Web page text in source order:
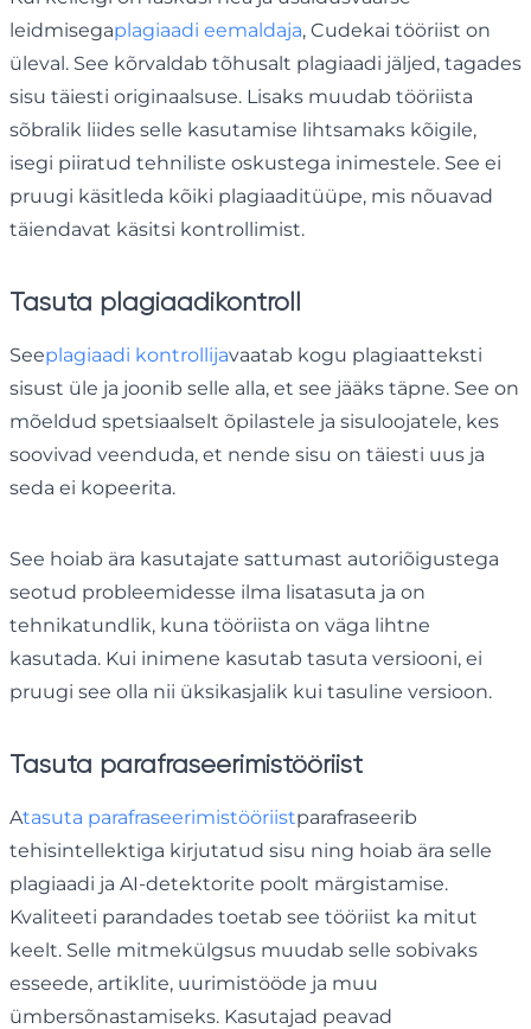
leidmisegaplagiaadi eemaldaja, Cudekai tööriist on
üleval. See kõrvaldab tõhusalt plagiaadi jäljed, tagades
sisu täiesti originaalsuse. Lisaks muudab tööriista
sõbralik liides selle kasutamise lihtsamaks kõigile,
isegi piiratud tehniliste oskustega inimestele. See ei
pruugi käsitleda kõiki plagiaaditüüpe, mis nõuavad
täiendavat käsitsi kontrollimist.
Tasuta plagiaadikontroll
Seeplagiaadi kontrollijavaatab kogu plagiaatteksti
sisust üle ja joonib selle alla, et see jääks täpne. See on
mõeldud spetsiaalselt õpilastele ja sisuloojatele, kes
soovivad veenduda, et nende sisu on täiesti uus ja
seda ei kopeerita.
See hoiab ära kasutajate sattumast autoriõigustega
seotud probleemidesse ilma lisatasuta ja on
tehnikatundlik, kuna tööriista on väga lihtne
kasutada. Kui inimene kasutab tasuta versiooni, ei
pruugi see olla nii üksikasjalik kui tasuline versioon.
Tasuta parafraseerimistööriist
Atasuta parafraseerimistööriistparafraseerib
tehisintellektiga kirjutatud sisu ning hoiab ära selle
plagiaadi ja AI-detektorite poolt märgistamise.
Kvaliteeti parandades toetab see tööriist ka mitut
keelt. Selle mitmekülgsus muudab selle sobivaks
esseede, artiklite, uurimistööde ja muu
ümbersõnastamiseks. Kasutajad peavad